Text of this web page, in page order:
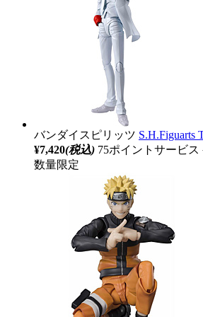
バンダイスピリッツ S.H.Figuarts
¥7,420(税込) 75ポイントサービス
数量限定